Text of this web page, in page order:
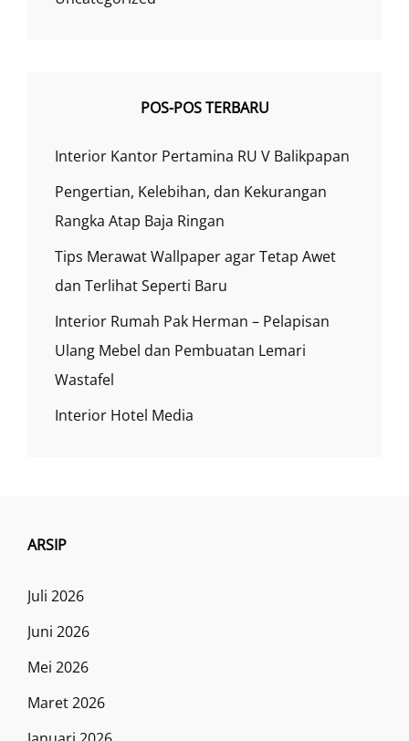
POS-POS TERBARU
Interior Kantor Pertamina RU V Balikpapan
Pengertian, Kelebihan, dan Kekurangan
Rangka Atap Baja Ringan
Tips Merawat Wallpaper agar Tetap Awet
dan Terlihat Seperti Baru
Interior Rumah Pak Herman – Pelapisan
Ulang Mebel dan Pembuatan Lemari
Wastafel
Interior Hotel Media
ARSIP
Juli 2026
Juni 2026
Mei 2026
Maret 2026